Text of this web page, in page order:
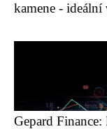
kamene -
Gepard